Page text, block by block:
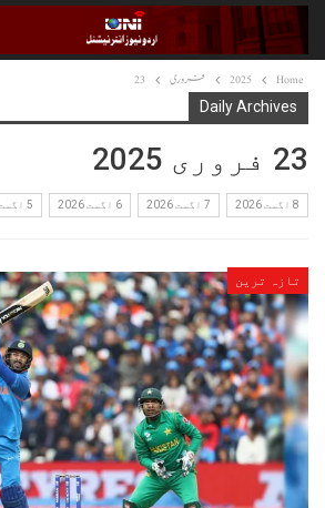
Home
2025 فروری 23
Daily Archives
23 فروری 2025
8 اگست 2026 7 اگست 2026 6 اگست 2026 5 اگست 2026
تازہ ترین